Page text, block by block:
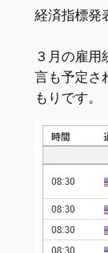
経済指標発
３月の雇用
言も予定さ
もりです。